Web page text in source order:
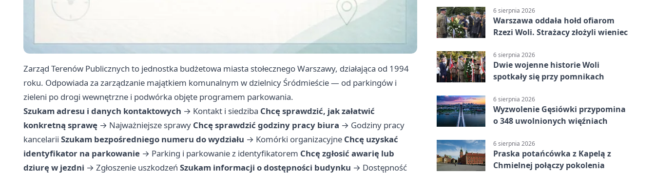
Zarząd Terenów Publicznych to jednostka budżetowa miasta stołecznego Warszawy, działająca od 1994
roku. Odpowiada za zarządzanie majątkiem komunalnym w dzielnicy Śródmieście — od parkingów i
zieleni po drogi wewnętrzne i podwórka objęte programem parkowania.
Szukam adresu i danych kontaktowych → Kontakt i siedziba Chcę sprawdzić, jak załatwić
konkretną sprawę → Najważniejsze sprawy Chcę sprawdzić godziny pracy biura → Godziny pracy
kancelarii Szukam bezpośredniego numeru do wydziału → Komórki organizacyjne Chcę uzyskać
identyfikator na parkowanie → Parking i parkowanie z identyfikatorem Chcę zgłosić awarię lub
dziurę w jezdni → Zgłoszenie uszkodzeń Szukam informacji o dostępności budynku → Dostępność
6 sierpnia 2026
Warszawa oddała hołd ofiarom
Rzezi Woli. Strażacy złożyli wieniec
6 sierpnia 2026
Dwie wojenne historie Woli
spotkały się przy pomnikach
6 sierpnia 2026
Wyzwolenie Gęsiówki przypomina
o 348 uwolnionych więźniach
6 sierpnia 2026
Praska potańcówka z Kapelą z
Chmielnej połączy pokolenia